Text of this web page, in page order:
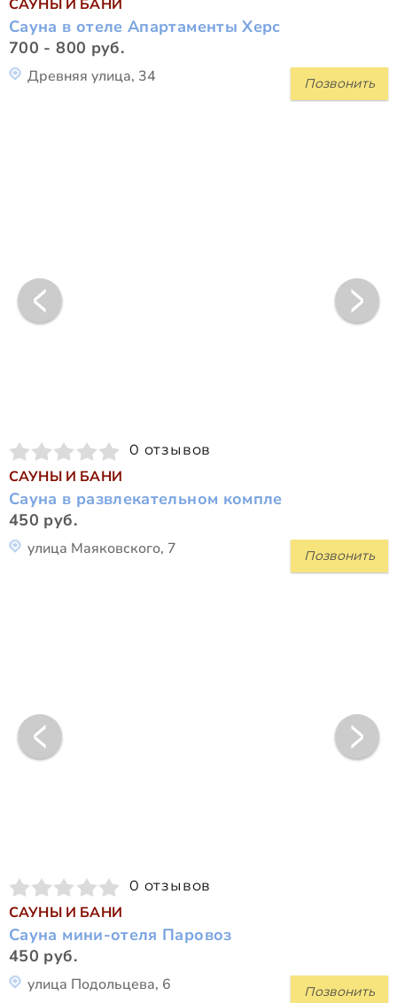
САУНЫ И БАНИ
Сауна в отеле Апартаменты Херс
700 - 800 руб.
Позвонить
Древняя улица, 34
0 отзывов
САУНЫ И БАНИ
Сауна в развлекательном компле
450 руб.
Позвонить
улица Маяковского, 7
0 отзывов
САУНЫ И БАНИ
Сауна мини-отеля Паровоз
450 руб.
Позвонить
улица Подольцева, 6